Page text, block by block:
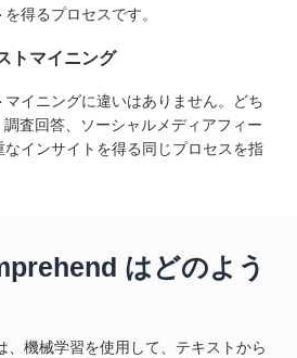
得るプロセスです。
トマイニング
イニングに違いはありません。どち
査回答、ソーシャルメディアフィー
なインサイトを得る同じプロセスを指
はどのよう
、機械学習を使用して、テキストから